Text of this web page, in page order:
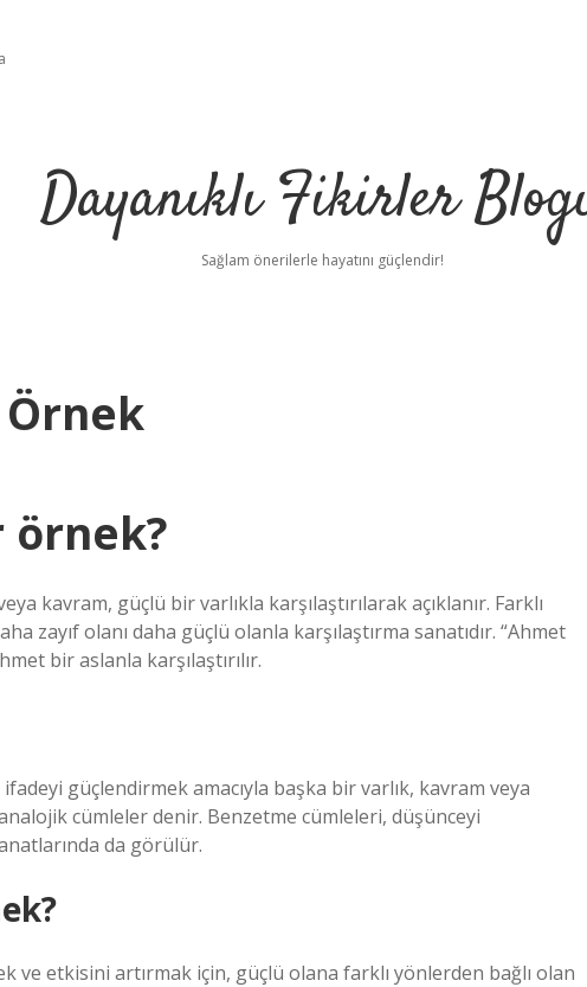
Dayanıklı Fikirler
Sağlam önerilerle hayatını güçlendir!
örnek?
kavram, güçlü bir varlıkla karşılaştırılarak açıklanır. Farklı
zayıf olanı daha güçlü olanla karşılaştırma sanatıdır. “Ahmet
bir aslanla karşılaştırılır.
güçlendirmek amacıyla başka bir varlık, kavram veya
cümleler denir. Benzetme cümleleri, düşünceyi
da görülür.
ve etkisini artırmak için, güçlü olana farklı yönlerden bağlı olan